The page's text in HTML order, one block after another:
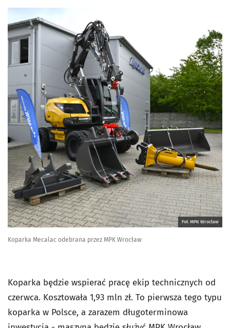
Fot. MPK Wrocław
Koparka Mecalac odebrana przez MPK Wrocław
Koparka będzie wspierać pracę ekip technicznych od
czerwca. Kosztowała 1,93 mln zł. To pierwsza tego typu
koparka w Polsce, a zarazem długoterminowa